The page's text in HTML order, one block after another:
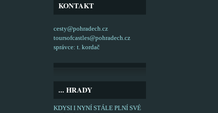
KONTAKT
cesty@pohradech.cz
toursofcastles@pohradech.cz
správce: t. kordač
... HRADY
KDYSI I NYNÍ STÁLE PLNÍ SVÉ